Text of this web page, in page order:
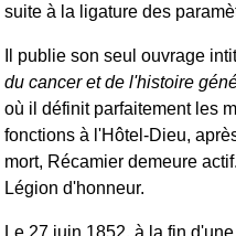
suite à la ligature des
Il publie son seul ouvrage
du cancer et de l'histoire
où il définit parfaitement les
fonctions à l'Hôtel-Dieu,
mort, Récamier demeure
Légion d'honneur.
Le 27 juin 1852, à la fin